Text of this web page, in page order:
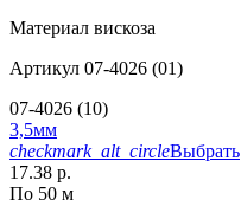
Материал вискоза
Артикул 07-4026 (01)
07-4026 (10)
3,5мм
checkmark_alt_circleВыбрать
17.38 р.
По 50 м